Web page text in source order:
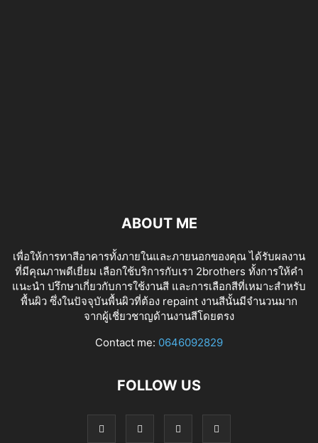
ABOUT ME
เพื่อให้การทาสีอาคารทั้งภายในและภายนอกของคุณ ได้รับผลงาน
ที่มีคุณภาพดีเยี่ยม เลือกใช้บริการกับเรา 2brothers ทั้งการให้คำ
แนะนำ ปรึกษาเกี่ยวกับการใช้งานสี และการเลือกสีที่เหมาะสำหรับ
พื้นผิว ซึ่งในปัจจุบันพื้นผิวที่ต้อง repaint งานสีนั้นมีจำนวนมาก
จากผู้เชี่ยวชาญด้านงานสีโดยตรงtv izle
Contact me: 0646092829
FOLLOW US